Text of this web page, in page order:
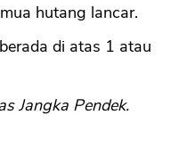
hutang lancar.
di atas 1 atau
Jangka Pendek.